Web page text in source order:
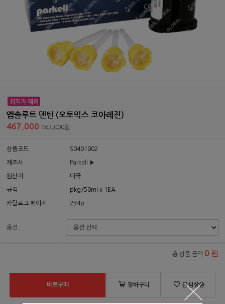
앱솔루트 덴틴 (오토믹스 코아레진)
467,000467,000원
상품코드 S0401002
제조사 Parkell ▶
원산지 미국
규격 pkg/50ml x 1EA
카탈로그 페이지 234p
옵션
총 상품 금액 0 원
바로구매 장바구니 관심상품